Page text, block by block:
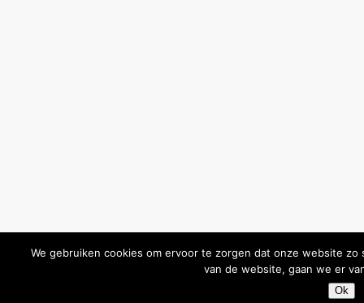
We gebruiken cookies om ervoor te zorgen dat onze website
van de website, gaan we er
Ok